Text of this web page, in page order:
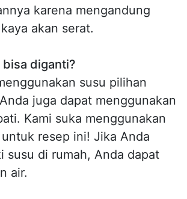
karena mengandung
akan serat.
diganti?
susu pilihan
juga dapat menggunakan
Kami suka menggunakan
resep ini! Jika Anda
susu di rumah, Anda dapat
air.